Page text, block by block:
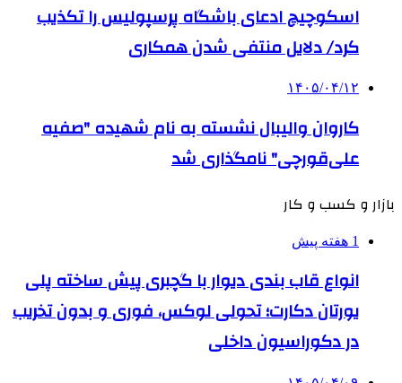
اسکوچیچ ادعای باشگاه پرسپولیس را تکذیب
کرد/ دلایل منتفی شدن همکاری
۱۴۰۵/۰۴/۱۲
کاروان والیبال نشسته به نام شهیده "صفیه
علی‌قورچی" نامگذاری شد
بازار و کسب و کار
1 هفته پیش
انواع قاب بندی دیوار با گچبری پیش ساخته پلی
یورتان دکارت؛ تحولی لوکس، فوری و بدون تخریب
در دکوراسیون داخلی